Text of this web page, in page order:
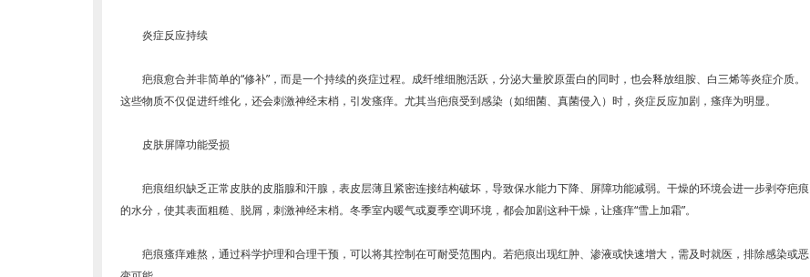
炎症反应持续
疤痕愈合并非简单的“修补”，而是一个持续的炎症过程。成纤维细胞活跃，分泌大量胶原蛋白的同时，也会释放组胺、白三烯等炎症介质。
这些物质不仅促进纤维化，还会刺激神经末梢，引发瘙痒。尤其当疤痕受到感染（如细菌、真菌侵入）时，炎症反应加剧，瘙痒为明显。
皮肤屏障功能受损
疤痕组织缺乏正常皮肤的皮脂腺和汗腺，表皮层薄且紧密连接结构破坏，导致保水能力下降、屏障功能减弱。干燥的环境会进一步剥夺疤痕
的水分，使其表面粗糙、脱屑，刺激神经末梢。冬季室内暖气或夏季空调环境，都会加剧这种干燥，让瘙痒“雪上加霜”。
疤痕瘙痒难熬，通过科学护理和合理干预，可以将其控制在可耐受范围内。若疤痕出现红肿、渗液或快速增大，需及时就医，排除感染或恶